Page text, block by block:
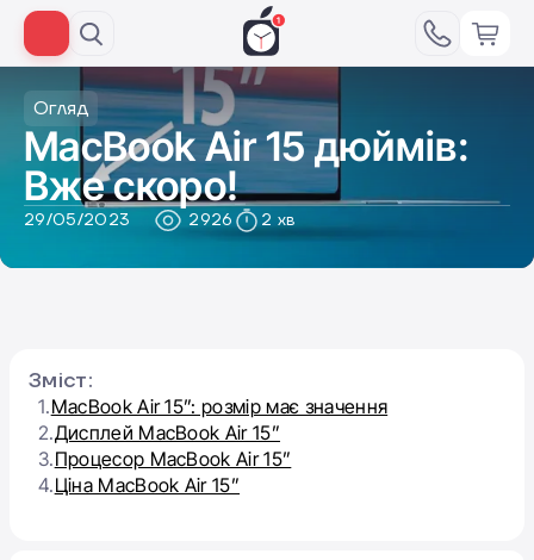
Огляд
MacBook Air 15 дюймів:
Вже скоро!
29/05/2023 2926 2 хв
Зміст:
1.MacBook Air 15”: розмір має значення
2.Дисплей MacBook Air 15”
3.Процесор MacBook Air 15”
4.Ціна MacBook Air 15”